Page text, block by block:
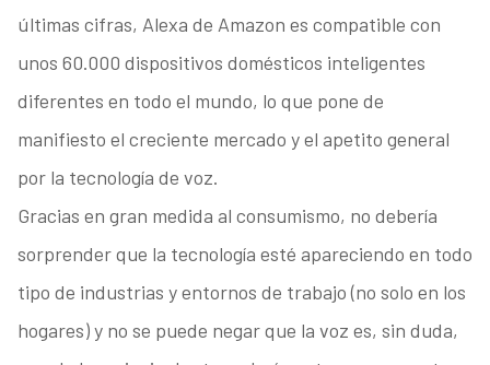
últimas cifras, Alexa de Amazon es compatible con
unos 60.000 dispositivos domésticos inteligentes
diferentes en todo el mundo, lo que pone de
manifiesto el creciente mercado y el apetito general
por la tecnología de voz.
Gracias en gran medida al consumismo, no debería
sorprender que la tecnología esté apareciendo en todo
tipo de industrias y entornos de trabajo (no solo en los
hogares) y no se puede negar que la voz es, sin duda,